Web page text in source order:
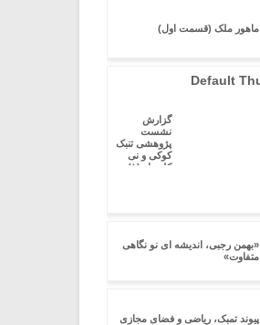
ماهور ملک (قسمت اول)
گزارش
نشست
پژوهشی تنبک
کوکی و نی
کلیددار (۱)
«بهمن رجبی، اندیشه ای نو نگاهی
متفاوت»
پیوند تمبک، ریاضی و فضای مجازی